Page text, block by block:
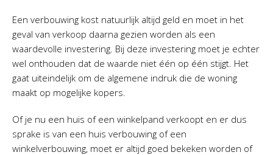
Een verbouwing kost natuurlijk altijd geld en moet in het
geval van verkoop daarna gezien worden als een
waardevolle investering. Bij deze investering moet je echter
wel onthouden dat de waarde niet één op één stijgt. Het
gaat uiteindelijk om de algemene indruk die de woning
maakt op mogelijke kopers.
Of je nu een huis of een winkelpand verkoopt en er dus
sprake is van een huis verbouwing of een
winkelverbouwing, moet er altijd goed bekeken worden of